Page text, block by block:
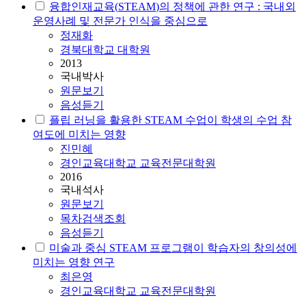
융합인재교육(STEAM)의 정책에 관한 연구 : 국내외
운영사례 및 전문가 인식을 중심으로
정재화
경북대학교 대학원
2013
국내박사
원문보기
음성듣기
플립 러닝을 활용한 STEAM 수업이 학생의 수업 참
여도에 미치는 영향
진민혜
경인교육대학교 교육전문대학원
2016
국내석사
원문보기
목차검색조회
음성듣기
미술과 중심 STEAM 프로그램이 학습자의 창의성에
미치는 영향 연구
최은영
경인교육대학교 교육전문대학원